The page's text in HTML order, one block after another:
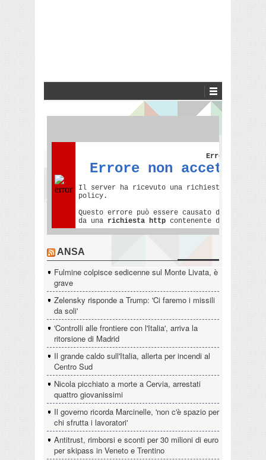
ANSA
Fulmine colpisce sedicenne sul Monte Livata, è
grave
Zelensky risponde a Trump: 'Ci faremo i missili
da soli'
'Controlli alle frontiere con l'Italia', arriva la
ritorsione di Madrid
Il grande caldo sull'Italia, allerta per incendi al
Centro Sud
Nicola picchiato a morte a Cervia, arrestati
quattro giovanissimi
Il governo ricorda Marcinelle, 'non c'è spazio per
chi sfrutta i lavoratori'
Antitrust, rimborsi e sconti per 30 milioni di euro
per skipass in Veneto e Trentino